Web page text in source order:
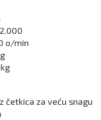
o/min
četkica za veću snagu